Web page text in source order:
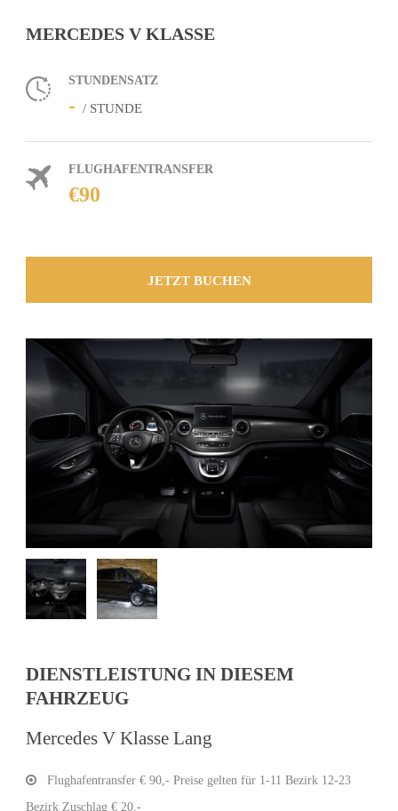
MERCEDES V KLASSE
STUNDENSATZ
- / STUNDE
FLUGHAFENTRANSFER
€90
JETZT BUCHEN
DIENSTLEISTUNG IN DIESEM
FAHRZEUG
Mercedes V Klasse Lang
Flughafentransfer € 90,- Preise gelten für 1-11 Bezirk 12-23
Bezirk Zuschlag € 20,-